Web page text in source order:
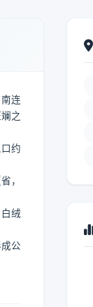
连
之
约
，
绒
公